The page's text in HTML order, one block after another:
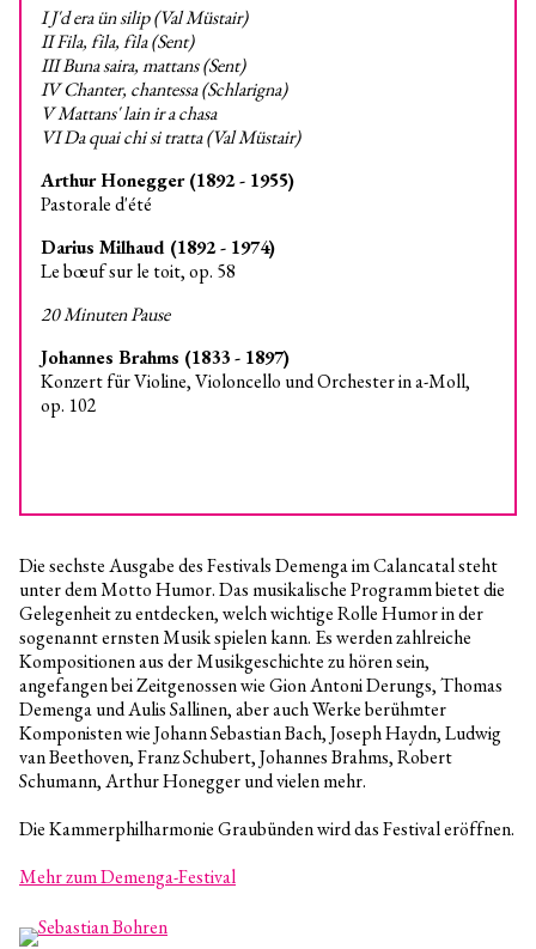
Die sechste Ausgabe des Festivals Demenga im Calancatal steht
unter dem Motto Humor. Das musikalische Programm bietet die
Gelegenheit zu entdecken, welch wichtige Rolle Humor in der
sogenannt ernsten Musik spielen kann. Es werden zahlreiche
Kompositionen aus der Musikgeschichte zu hören sein,
angefangen bei Zeitgenossen wie Gion Antoni Derungs, Thomas
Demenga und Aulis Sallinen, aber auch Werke berühmter
Komponisten wie Johann Sebastian Bach, Joseph Haydn, Ludwig
van Beethoven, Franz Schubert, Johannes Brahms, Robert
Schumann, Arthur Honegger und vielen mehr.
Die Kammerphilharmonie Graubünden wird das Festival eröffnen.
Mehr zum Demenga-Festival
I J'd era ün silip (Val Müstair)
II Fila, fila, fila (Sent)
III Buna saira, mattans (Sent)
IV Chanter, chantessa (Schlarigna)
V Mattans' lain ir a chasa
VI Da quai chi si tratta (Val Müstair)
Arthur Honegger (1892 - 1955)
Pastorale d'été
Darius Milhaud (1892 - 1974)
Le bœuf sur le toit, op. 58
20 Minuten Pause
Johannes Brahms (1833 - 1897)
Konzert für Violine, Violoncello und Orchester in a-Moll,
op. 102